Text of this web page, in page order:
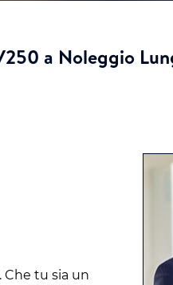
a Noleggio
Che tu sia un